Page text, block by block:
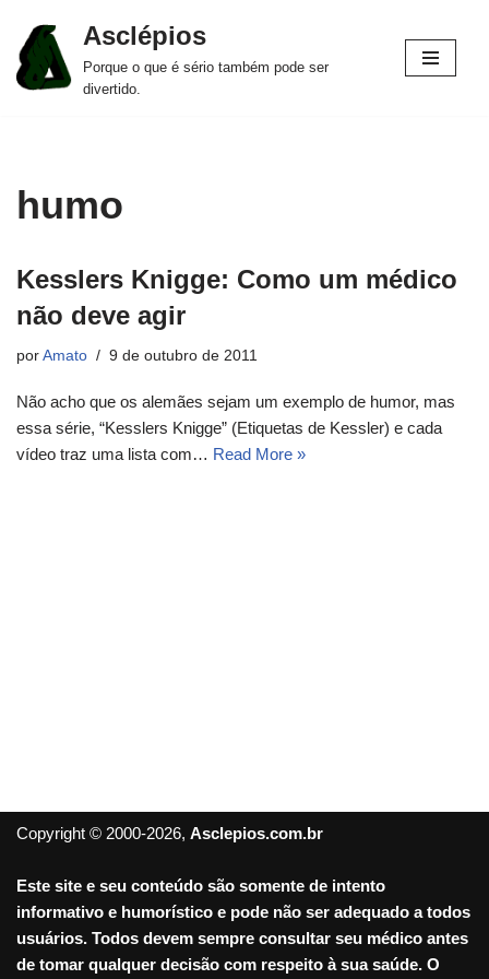
Pular
para
Asclépios
Porque o que é sério também pode ser
divertido.
humo
Kesslers Knigge: Como um médico
não deve agir
por Amato 9 de outubro de 2011
Não acho que os alemães sejam um exemplo de humor, mas
essa série, “Kesslers Knigge” (Etiquetas de Kessler) e cada
vídeo traz uma lista com… Read More »
Copyright © 2000-2026, Asclepios.com.br
Este site e seu conteúdo são somente de intento
informativo e humorístico e pode não ser adequado a todos
usuários. Todos devem sempre consultar seu médico antes
de tomar qualquer decisão com respeito à sua saúde. O